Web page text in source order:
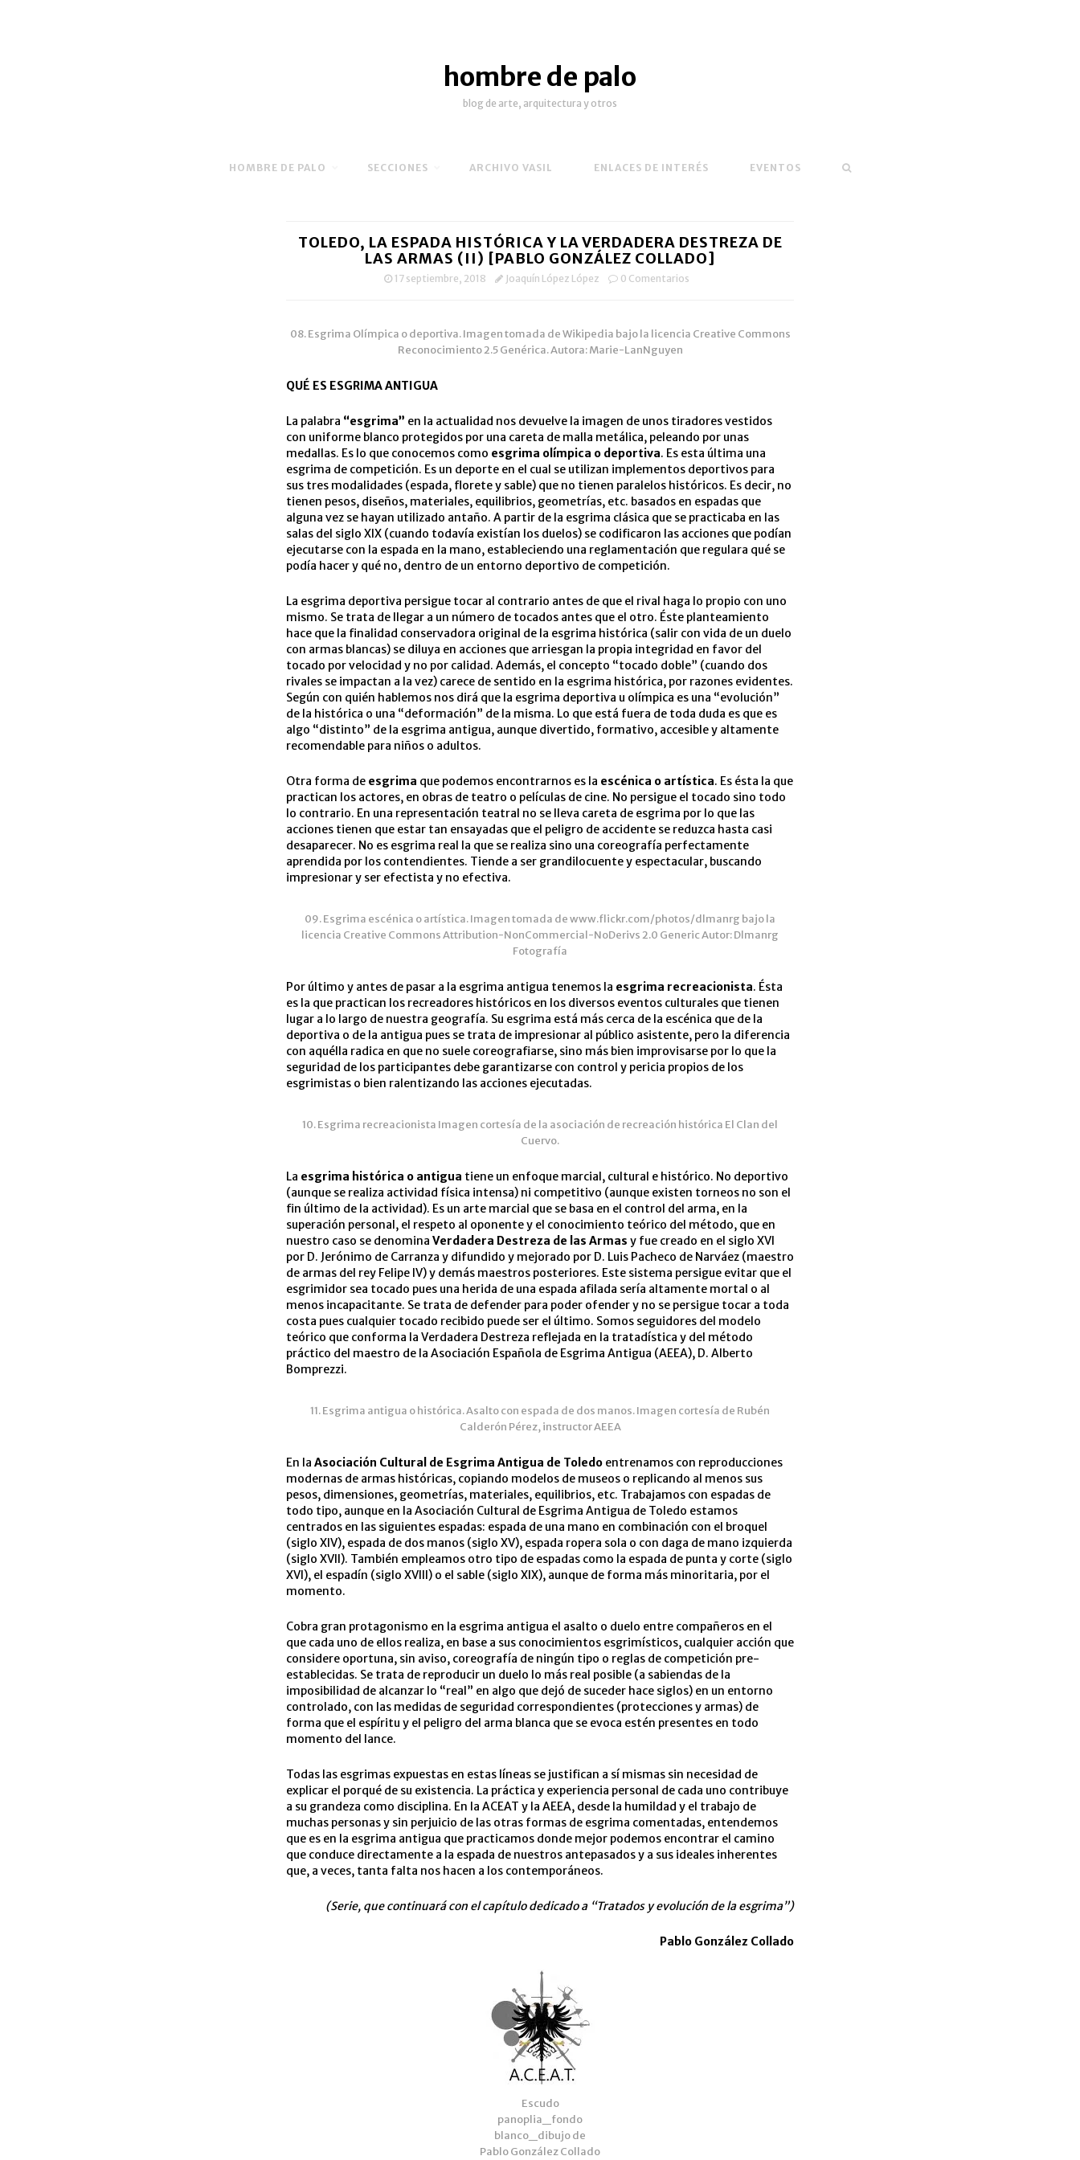
hombre de palo
blog de arte, arquitectura y otros
HOMBRE DE PALO SECCIONES ARCHIVO VASIL ENLACES DE INTERÉS EVENTOS
TOLEDO, LA ESPADA HISTÓRICA Y LA VERDADERA DESTREZA DE
LAS ARMAS (II) [PABLO GONZÁLEZ COLLADO]
17 septiembre, 2018 Joaquín López López 0 Comentarios
08. Esgrima Olímpica o deportiva. Imagen tomada de Wikipedia bajo la licencia Creative Commons
Reconocimiento 2.5 Genérica. Autora: Marie-LanNguyen
QUÉ ES ESGRIMA ANTIGUA
La palabra “esgrima” en la actualidad nos devuelve la imagen de unos tiradores vestidos
con uniforme blanco protegidos por una careta de malla metálica, peleando por unas
medallas. Es lo que conocemos como esgrima olímpica o deportiva. Es esta última una
esgrima de competición. Es un deporte en el cual se utilizan implementos deportivos para
sus tres modalidades (espada, florete y sable) que no tienen paralelos históricos. Es decir, no
tienen pesos, diseños, materiales, equilibrios, geometrías, etc. basados en espadas que
alguna vez se hayan utilizado antaño. A partir de la esgrima clásica que se practicaba en las
salas del siglo XIX (cuando todavía existían los duelos) se codificaron las acciones que podían
ejecutarse con la espada en la mano, estableciendo una reglamentación que regulara qué se
podía hacer y qué no, dentro de un entorno deportivo de competición.
La esgrima deportiva persigue tocar al contrario antes de que el rival haga lo propio con uno
mismo. Se trata de llegar a un número de tocados antes que el otro. Éste planteamiento
hace que la finalidad conservadora original de la esgrima histórica (salir con vida de un duelo
con armas blancas) se diluya en acciones que arriesgan la propia integridad en favor del
tocado por velocidad y no por calidad. Además, el concepto “tocado doble” (cuando dos
rivales se impactan a la vez) carece de sentido en la esgrima histórica, por razones evidentes.
Según con quién hablemos nos dirá que la esgrima deportiva u olímpica es una “evolución”
de la histórica o una “deformación” de la misma. Lo que está fuera de toda duda es que es
algo “distinto” de la esgrima antigua, aunque divertido, formativo, accesible y altamente
recomendable para niños o adultos.
Otra forma de esgrima que podemos encontrarnos es la escénica o artística. Es ésta la que
practican los actores, en obras de teatro o películas de cine. No persigue el tocado sino todo
lo contrario. En una representación teatral no se lleva careta de esgrima por lo que las
acciones tienen que estar tan ensayadas que el peligro de accidente se reduzca hasta casi
desaparecer. No es esgrima real la que se realiza sino una coreografía perfectamente
aprendida por los contendientes. Tiende a ser grandilocuente y espectacular, buscando
impresionar y ser efectista y no efectiva.
09. Esgrima escénica o artística. Imagen tomada de www.flickr.com/photos/dlmanrg bajo la
licencia Creative Commons Attribution-NonCommercial-NoDerivs 2.0 Generic Autor: Dlmanrg
Fotografía
Por último y antes de pasar a la esgrima antigua tenemos la esgrima recreacionista. Ésta
es la que practican los recreadores históricos en los diversos eventos culturales que tienen
lugar a lo largo de nuestra geografía. Su esgrima está más cerca de la escénica que de la
deportiva o de la antigua pues se trata de impresionar al público asistente, pero la diferencia
con aquélla radica en que no suele coreografiarse, sino más bien improvisarse por lo que la
seguridad de los participantes debe garantizarse con control y pericia propios de los
esgrimistas o bien ralentizando las acciones ejecutadas.
10. Esgrima recreacionista Imagen cortesía de la asociación de recreación histórica El Clan del
Cuervo.
La esgrima histórica o antigua tiene un enfoque marcial, cultural e histórico. No deportivo
(aunque se realiza actividad física intensa) ni competitivo (aunque existen torneos no son el
fin último de la actividad). Es un arte marcial que se basa en el control del arma, en la
superación personal, el respeto al oponente y el conocimiento teórico del método, que en
nuestro caso se denomina Verdadera Destreza de las Armas y fue creado en el siglo XVI
por D. Jerónimo de Carranza y difundido y mejorado por D. Luis Pacheco de Narváez (maestro
de armas del rey Felipe IV) y demás maestros posteriores. Este sistema persigue evitar que el
esgrimidor sea tocado pues una herida de una espada afilada sería altamente mortal o al
menos incapacitante. Se trata de defender para poder ofender y no se persigue tocar a toda
costa pues cualquier tocado recibido puede ser el último. Somos seguidores del modelo
teórico que conforma la Verdadera Destreza reflejada en la tratadística y del método
práctico del maestro de la Asociación Española de Esgrima Antigua (AEEA), D. Alberto
Bomprezzi.
11. Esgrima antigua o histórica. Asalto con espada de dos manos. Imagen cortesía de Rubén
Calderón Pérez, instructor AEEA
En la Asociación Cultural de Esgrima Antigua de Toledo entrenamos con reproducciones
modernas de armas históricas, copiando modelos de museos o replicando al menos sus
pesos, dimensiones, geometrías, materiales, equilibrios, etc. Trabajamos con espadas de
todo tipo, aunque en la Asociación Cultural de Esgrima Antigua de Toledo estamos
centrados en las siguientes espadas: espada de una mano en combinación con el broquel
(siglo XIV), espada de dos manos (siglo XV), espada ropera sola o con daga de mano izquierda
(siglo XVII). También empleamos otro tipo de espadas como la espada de punta y corte (siglo
XVI), el espadín (siglo XVIII) o el sable (siglo XIX), aunque de forma más minoritaria, por el
momento.
Cobra gran protagonismo en la esgrima antigua el asalto o duelo entre compañeros en el
que cada uno de ellos realiza, en base a sus conocimientos esgrimísticos, cualquier acción que
considere oportuna, sin aviso, coreografía de ningún tipo o reglas de competición pre-
establecidas. Se trata de reproducir un duelo lo más real posible (a sabiendas de la
imposibilidad de alcanzar lo “real” en algo que dejó de suceder hace siglos) en un entorno
controlado, con las medidas de seguridad correspondientes (protecciones y armas) de
forma que el espíritu y el peligro del arma blanca que se evoca estén presentes en todo
momento del lance.
Todas las esgrimas expuestas en estas líneas se justifican a sí mismas sin necesidad de
explicar el porqué de su existencia. La práctica y experiencia personal de cada uno contribuye
a su grandeza como disciplina. En la ACEAT y la AEEA, desde la humildad y el trabajo de
muchas personas y sin perjuicio de las otras formas de esgrima comentadas, entendemos
que es en la esgrima antigua que practicamos donde mejor podemos encontrar el camino
que conduce directamente a la espada de nuestros antepasados y a sus ideales inherentes
que, a veces, tanta falta nos hacen a los contemporáneos.
(Serie, que continuará con el capítulo dedicado a “Tratados y evolución de la esgrima”)
Pablo González Collado
Escudo
panoplia_fondo
blanco_dibujo de
Pablo González Collado